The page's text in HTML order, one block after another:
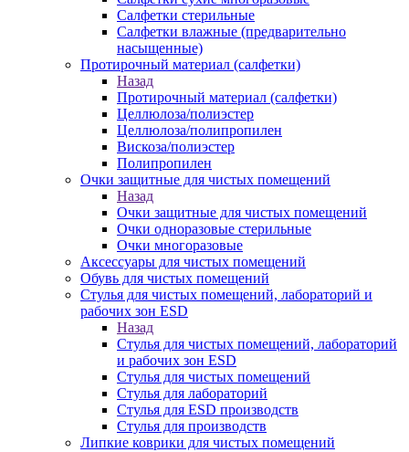
Салфетки стерильные
Салфетки влажные (предварительно
насыщенные)
Протирочный материал (салфетки)
Назад
Протирочный материал (салфетки)
Целлюлоза/полиэстер
Целлюлоза/полипропилен
Вискоза/полиэстер
Полипропилен
Очки защитные для чистых помещений
Назад
Очки защитные для чистых помещений
Очки одноразовые стерильные
Очки многоразовые
Аксессуары для чистых помещений
Обувь для чистых помещений
Стулья для чистых помещений, лабораторий и
рабочих зон ESD
Назад
Стулья для чистых помещений, лабораторий
и рабочих зон ESD
Стулья для чистых помещений
Стулья для лабораторий
Стулья для ESD производств
Стулья для производств
Липкие коврики для чистых помещений